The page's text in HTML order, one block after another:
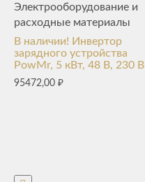
Электрооборудование и
расходные материалы
В наличии! Инвертор
зарядного устройства
PowMr, 5 кВт, 48 В, 230 В
95472,00 ₽